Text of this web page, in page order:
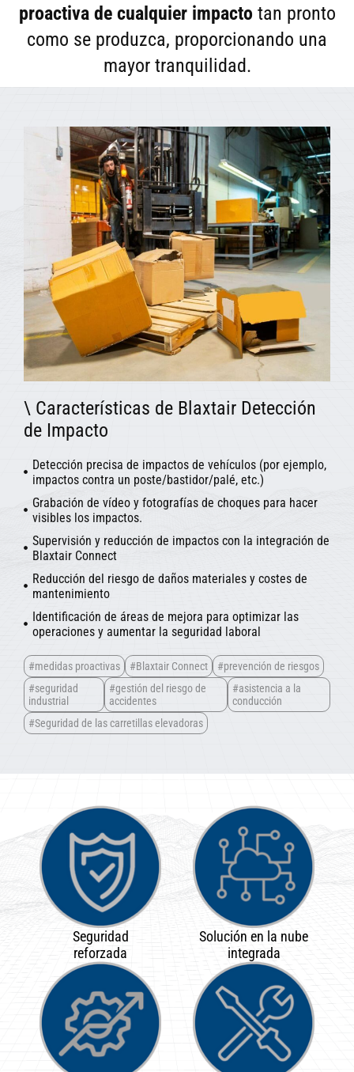
proactiva de cualquier impacto tan pronto
como se produzca, proporcionando una
mayor tranquilidad.
\ Características de Blaxtair Detección
de Impacto
Detección precisa de impactos de vehículos (por ejemplo,
impactos contra un poste/bastidor/palé, etc.)
Grabación de vídeo y fotografías de choques para hacer
visibles los impactos.
Supervisión y reducción de impactos con la integración de
Blaxtair Connect
Reducción del riesgo de daños materiales y costes de
mantenimiento
Identificación de áreas de mejora para optimizar las
operaciones y aumentar la seguridad laboral
#medidas proactivas #Blaxtair Connect
#prevención de riesgos
#seguridad
industrial
#gestión del riesgo de
accidentes
#asistencia a la
conducción
#Seguridad de las carretillas elevadoras
Seguridad
reforzada
Solución en la nube
integrada